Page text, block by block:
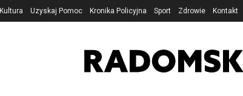
Kultura Uzyskaj Pomoc Kronika Policyjna Sport Zdrowie Kontakt